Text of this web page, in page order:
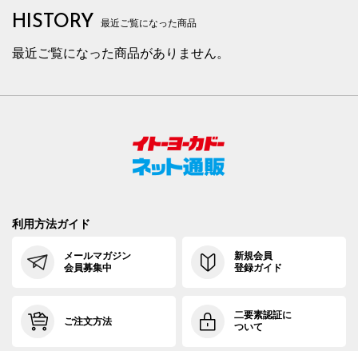
HISTORY 最近ご覧になった商品
最近ご覧になった商品がありません。
利用方法ガイド
メールマガジン
会員募集中
新規会員
登録ガイド
ご注文方法
二要素認証に
ついて